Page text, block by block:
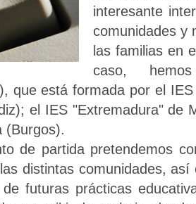
interesante
comunidades y
las familias en
caso,
que está formada por el
el IES "Extremadura" de
(Burgos).
de partida pretendemos
distintas comunidades,
de futuras prácticas